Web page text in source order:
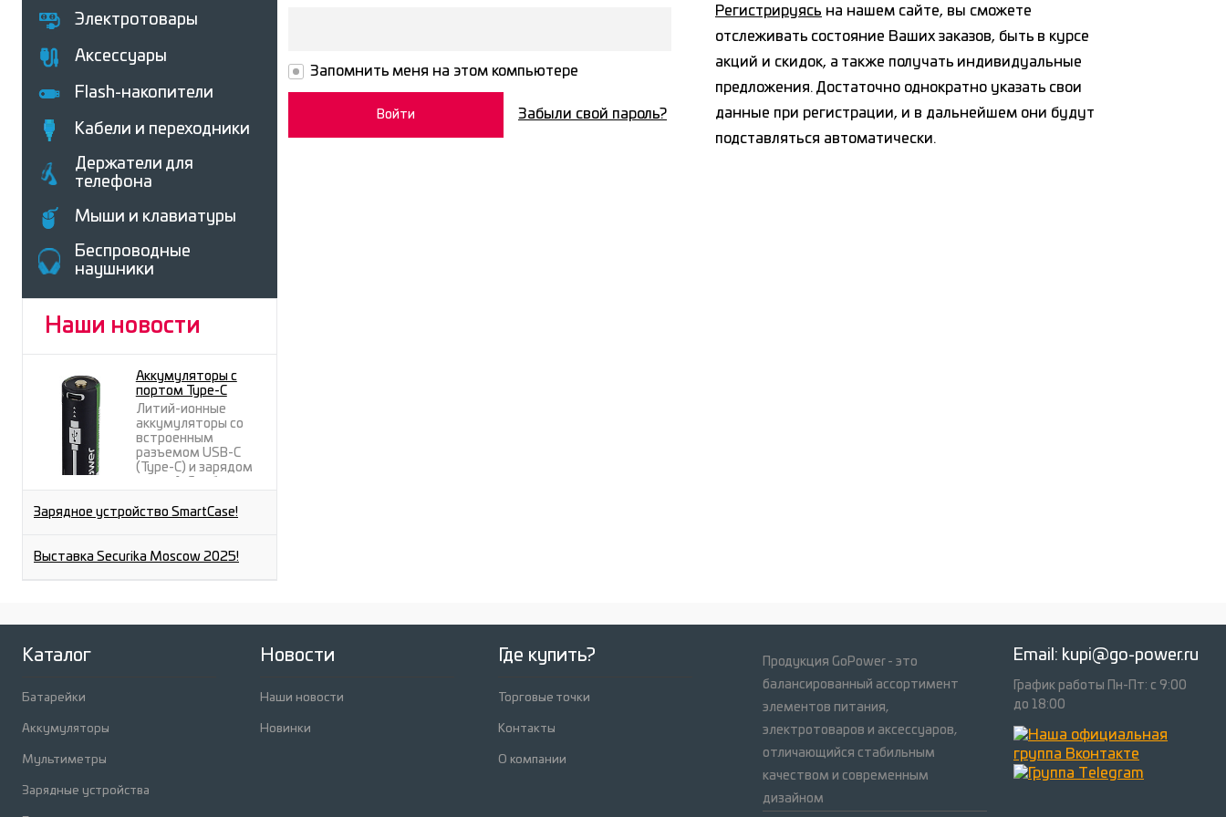
Электротовары
Аксессуары
Flash-накопители
Кабели и переходники
Держатели для
телефона
Мыши и клавиатуры
Беcпроводные
наушники
Наши новости
Аккумуляторы с
портом Type-C
Литий-ионные
аккумуляторы со
встроенным
разъемом USB-C
(Type-C) и зарядом
Зарядное устройство SmartCase!
Выставка Securika Moscow 2025!
Запомнить меня на этом компьютере
Забыли свой пароль?
Регистрируясь на нашем сайте, вы сможете
отслеживать состояние Ваших заказов, быть в курсе
акций и скидок, а также получать индивидуальные
предложения. Достаточно однократно указать свои
данные при регистрации, и в дальнейшем они будут
подставляться автоматически.
Каталог
Батарейки
Аккумуляторы
Мультиметры
Зарядные устройства
Новости
Наши новости
Новинки
Где купить?
Торговые точки
Контакты
О компании
Продукция GoPower - это
балансированный ассортимент
элементов питания,
электротоваров и аксессуаров,
отличающийся стабильным
качеством и современным
дизайном
Email: kupi@go-power.ru
График работы Пн-Пт: с 9:00
до 18:00